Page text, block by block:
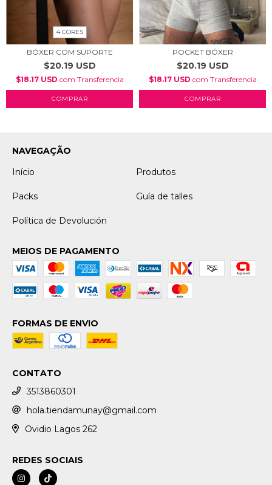
4 CORES
BÓXER COM SUPORTE
$20.19 USD
$18.17 USD com Transferencia
COMPRAR
POCKET BÓXER
$20.19 USD
$18.17 USD com Transferencia
COMPRAR
NAVEGAÇÃO
Início
Produtos
Packs Guía de talles
Política de Devolución
MEIOS DE PAGAMENTO
FORMAS DE ENVIO
CONTATO
3513860301
hola.tiendamunay@gmail.com
Ovidio Lagos 262
REDES SOCIAIS